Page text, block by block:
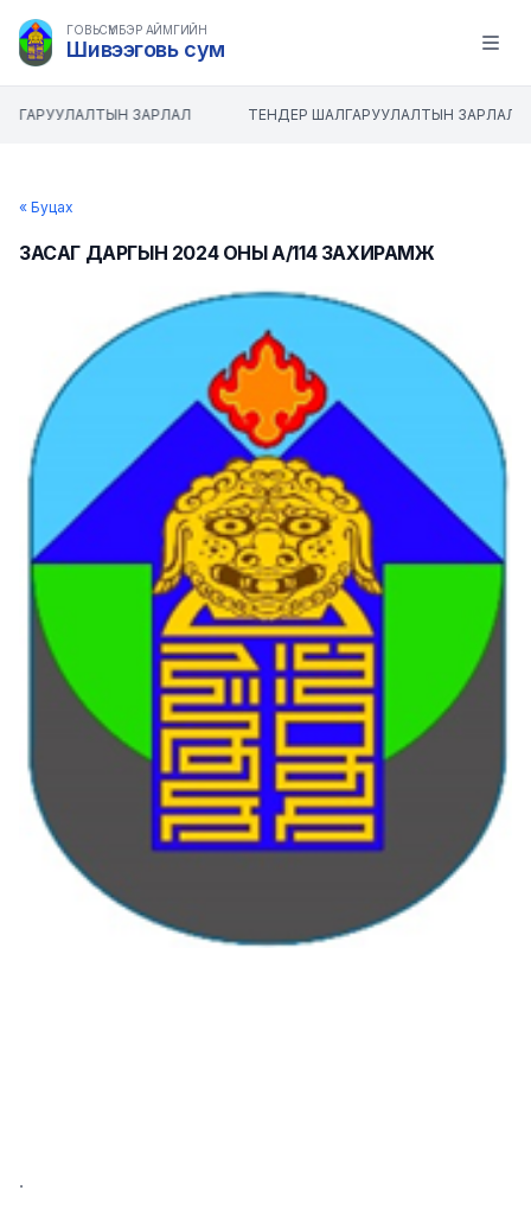
ГОВЬСҮМБЭР АЙМГИЙН
Шивээговь сум Open
ЗАРЛАЛ ТЕНДЕР ШАЛГАРУУЛАЛТЫН ЗАРЛАЛ
« Буцах
ЗАСАГ ДАРГЫН 2024 ОНЫ А/114 ЗАХИРАМЖ
.